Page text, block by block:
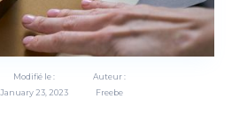
Modifié le :
January 23, 2023
Auteur :
Freebe